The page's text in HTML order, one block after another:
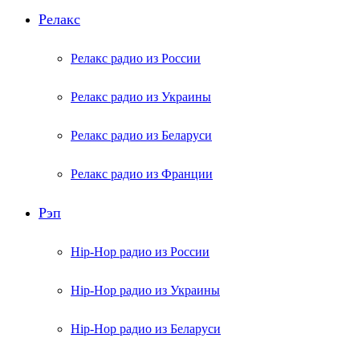
Релакс
Релакс радио из России
Релакс радио из Украины
Релакс радио из Беларуси
Релакс радио из Франции
Рэп
Hip-Hop радио из России
Hip-Hop радио из Украины
Hip-Hop радио из Беларуси